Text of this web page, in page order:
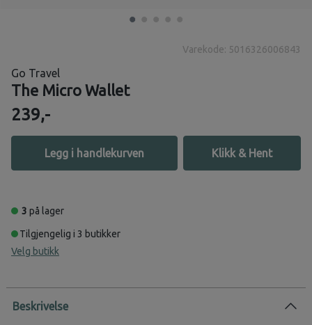
Varekode: 5016326006843
Go Travel
The Micro Wallet
239,-
Legg i handlekurven Klikk & Hent
3 på lager
Tilgjengelig i 3 butikker
Velg butikk
Beskrivelse